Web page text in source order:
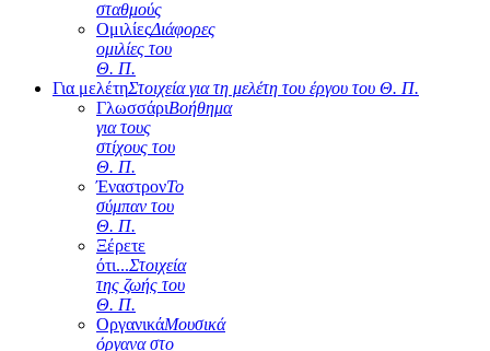
σταθμούς
ΟμιλίεςΔιάφορες
ομιλίες του
Θ. Π.
Για μελέτηΣτοιχεία για τη μελέτη του έργου του Θ. Π.
ΓλωσσάριΒοήθημα
για τους
στίχους του
Θ. Π.
ΈναστρονΤο
σύμπαν του
Θ. Π.
Ξέρετε
ότι...Στοιχεία
της ζωής του
Θ. Π.
ΟργανικάΜουσικά
όργανα στο